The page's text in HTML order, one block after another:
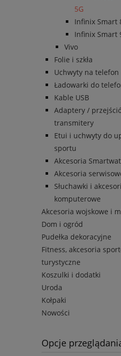
5G
Infinix Smart
Infinix Smart
Vivo
Folie i szkła
Uchwyty na telefon
Ładowarki do
Kable USB
Adaptery /
transmitery
Etui i uchwyty do
sportu
Akcesoria
Akcesoria
Słuchawki i
komputerowe
Akcesoria wojskowe i
Dom i ogród
Pudełka dekoracyjne
Fitness, akcesoria
turystyczne
Koszulki i dodatki
Uroda
Kołpaki
Nowości
Opcje